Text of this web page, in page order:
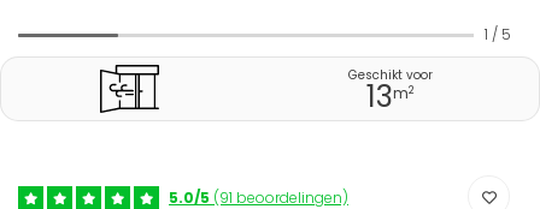
1 / 5
Geschikt voor
13m2
5.0/5 (91 beoordelingen)